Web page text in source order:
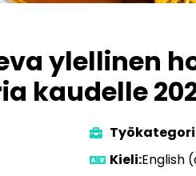
ylellinen
kaudelle
Kieli:English